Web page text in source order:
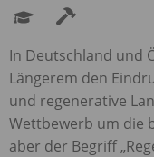
In Deutschland und
Längerem den
und regenerative
Wettbewerb um die
aber der Begriff